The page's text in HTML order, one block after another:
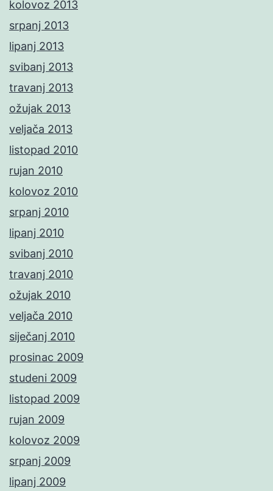
kolovoz 2013
srpanj 2013
lipanj 2013
svibanj 2013
travanj 2013
ožujak 2013
veljača 2013
listopad 2010
rujan 2010
kolovoz 2010
srpanj 2010
lipanj 2010
svibanj 2010
travanj 2010
ožujak 2010
veljača 2010
siječanj 2010
prosinac 2009
studeni 2009
listopad 2009
rujan 2009
kolovoz 2009
srpanj 2009
lipanj 2009